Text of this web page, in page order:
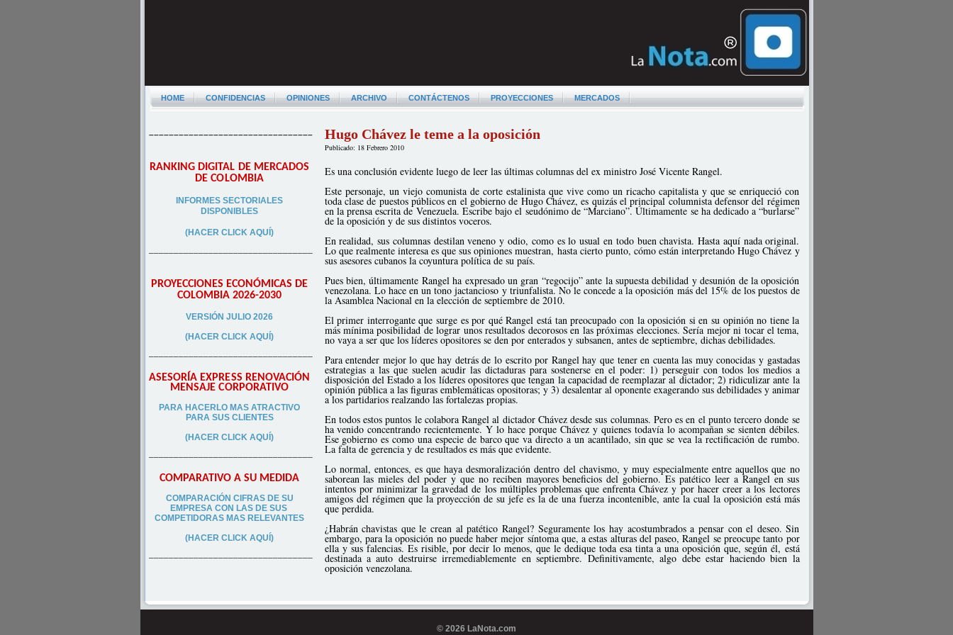
HOME CONFIDENCIAS OPINIONES ARCHIVO CONTÁCTENOS PROYECCIONES MERCADOS
–––––––––––––––––––––––––––––––––
RANKING DIGITAL DE MERCADOS
DE COLOMBIA
INFORMES SECTORIALES
DISPONIBLES
(HACER CLICK AQUÍ)
–––––––––––––––––––––––––––––––––
PROYECCIONES ECONÓMICAS DE
COLOMBIA 2026-2030
VERSIÓN JULIO 2026
(HACER CLICK AQUÍ)
–––––––––––––––––––––––––––––––––
ASESORÍA EXPRESS RENOVACIÓN
MENSAJE CORPORATIVO
PARA HACERLO MAS ATRACTIVO
PARA SUS CLIENTES
(HACER CLICK AQUÍ)
–––––––––––––––––––––––––––––––––
COMPARATIVO A SU MEDIDA
COMPARACIÓN CIFRAS DE SU
EMPRESA CON LAS DE SUS
COMPETIDORAS MAS RELEVANTES
(HACER CLICK AQUÍ)
–––––––––––––––––––––––––––––––––
Hugo Chávez le teme a la oposición
Publicado: 18 Febrero 2010
Es una conclusión evidente luego de leer las últimas columnas del ex ministro José Vicente Rangel.
Este personaje, un viejo comunista de corte estalinista que vive como un ricacho capitalista y que se enriqueció con
toda clase de puestos públicos en el gobierno de Hugo Chávez, es quizás el principal columnista defensor del régimen
en la prensa escrita de Venezuela. Escribe bajo el seudónimo de “Marciano”. Últimamente se ha dedicado a “burlarse”
de la oposición y de sus distintos voceros.
En realidad, sus columnas destilan veneno y odio, como es lo usual en todo buen chavista. Hasta aquí nada original.
Lo que realmente interesa es que sus opiniones muestran, hasta cierto punto, cómo están interpretando Hugo Chávez y
sus asesores cubanos la coyuntura política de su país.
Pues bien, últimamente Rangel ha expresado un gran “regocijo” ante la supuesta debilidad y desunión de la oposición
venezolana. Lo hace en un tono jactancioso y triunfalista. No le concede a la oposición más del 15% de los puestos de
la Asamblea Nacional en la elección de septiembre de 2010.
El primer interrogante que surge es por qué Rangel está tan preocupado con la oposición si en su opinión no tiene la
más mínima posibilidad de lograr unos resultados decorosos en las próximas elecciones. Sería mejor ni tocar el tema,
no vaya a ser que los líderes opositores se den por enterados y subsanen, antes de septiembre, dichas debilidades.
Para entender mejor lo que hay detrás de lo escrito por Rangel hay que tener en cuenta las muy conocidas y gastadas
estrategias a las que suelen acudir las dictaduras para sostenerse en el poder: 1) perseguir con todos los medios a
disposición del Estado a los líderes opositores que tengan la capacidad de reemplazar al dictador; 2) ridiculizar ante la
opinión pública a las figuras emblemáticas opositoras; y 3) desalentar al oponente exagerando sus debilidades y animar
a los partidarios realzando las fortalezas propias.
En todos estos puntos le colabora Rangel al dictador Chávez desde sus columnas. Pero es en el punto tercero donde se
ha venido concentrando recientemente. Y lo hace porque Chávez y quienes todavía lo acompañan se sienten débiles.
Ese gobierno es como una especie de barco que va directo a un acantilado, sin que se vea la rectificación de rumbo.
La falta de gerencia y de resultados es más que evidente.
Lo normal, entonces, es que haya desmoralización dentro del chavismo, y muy especialmente entre aquellos que no
saborean las mieles del poder y que no reciben mayores beneficios del gobierno. Es patético leer a Rangel en sus
intentos por minimizar la gravedad de los múltiples problemas que enfrenta Chávez y por hacer creer a los lectores
amigos del régimen que la proyección de su jefe es la de una fuerza incontenible, ante la cual la oposición está más
que perdida.
¿Habrán chavistas que le crean al patético Rangel? Seguramente los hay acostumbrados a pensar con el deseo. Sin
embargo, para la oposición no puede haber mejor síntoma que, a estas alturas del paseo, Rangel se preocupe tanto por
ella y sus falencias. Es risible, por decir lo menos, que le dedique toda esa tinta a una oposición que, según él, está
destinada a auto destruirse irremediablemente en septiembre. Definitivamente, algo debe estar haciendo bien la
oposición venezolana.
© 2026 LaNota.com